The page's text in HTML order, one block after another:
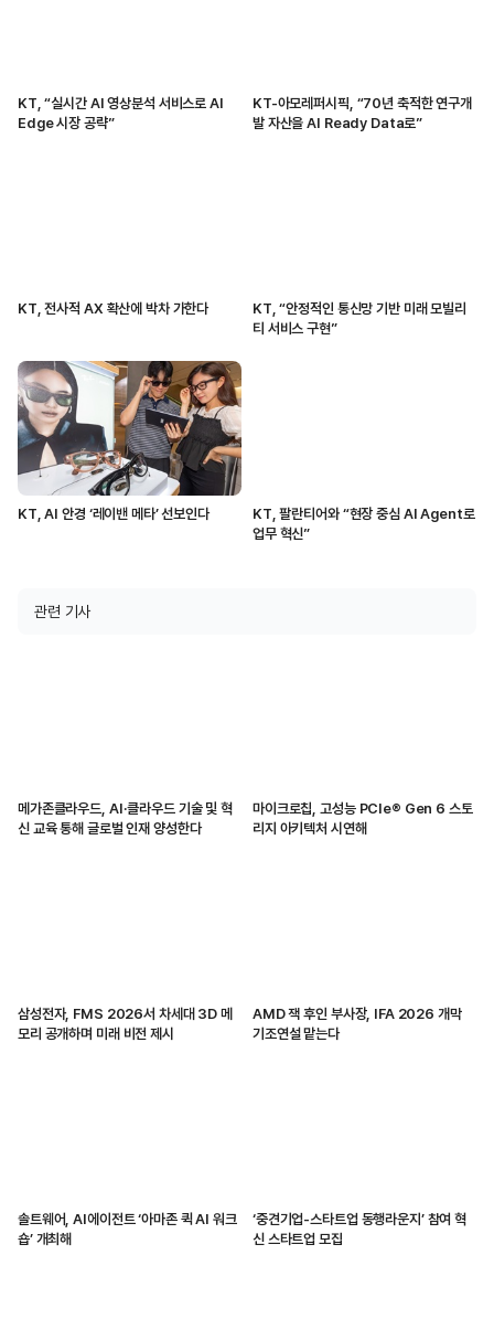
KT, “실시간 AI 영상분석 서비스로 AI
Edge 시장 공략”
KT-아모레퍼시픽, “70년 축적한 연구개
발 자산을 AI Ready Data로”
KT, 전사적 AX 확산에 박차 가한다
KT, “안정적인 통신망 기반 미래 모빌리
티 서비스 구현”
KT, AI 안경 ‘레이밴 메타’ 선보인다
KT, 팔란티어와 “현장 중심 AI Agent로
업무 혁신”
관련 기사
메가존클라우드, AI·클라우드 기술 및 혁
신 교육 통해 글로벌 인재 양성한다
마이크로칩, 고성능 PCIe® Gen 6 스토
리지 아키텍처 시연해
삼성전자, FMS 2026서 차세대 3D 메
모리 공개하며 미래 비전 제시
AMD 잭 후인 부사장, IFA 2026 개막
기조연설 맡는다
솔트웨어, AI에이전트 ‘아마존 퀵 AI 워크
숍’ 개최해
‘중견기업-스타트업 동행라운지’ 참여 혁
신 스타트업 모집